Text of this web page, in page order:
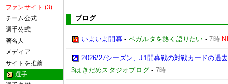
ファンサイト (3)
チーム公式
選手公式
著名人
メディア
サイトを推薦
選手
ブログ
いよいよ開幕- ベガルタを熱く語りたい -7時
2026/27シーズン、J1開幕戦の対戦カードの過
3はきだめスタジオブログ -7時